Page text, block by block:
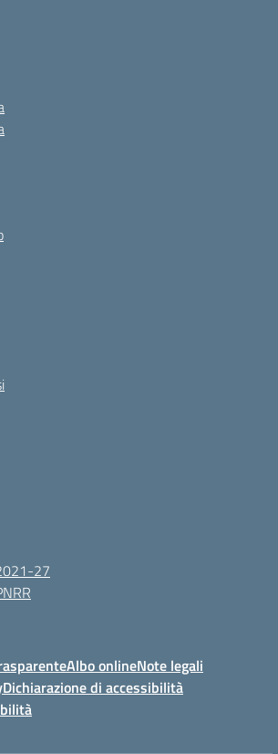
27
Albo onlineNote legali
Dichiarazione di accessibilità